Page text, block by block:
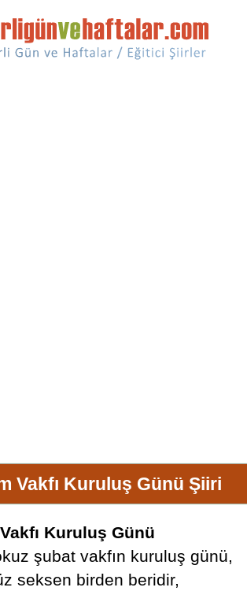
Vakfı Kuruluş Günü Şiiri
Kuruluş Günü
şubat vakfın kuruluş günü,
seksen birden beridir,